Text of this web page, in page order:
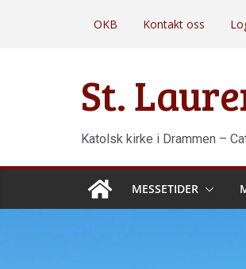
OKB Kontakt oss
St.
Katolsk kirke i Drammen –
MESSETIDER